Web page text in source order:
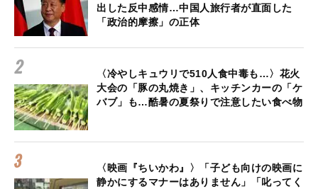
出した反中感情…中国人旅行者が直面した
「政治的摩擦」の正体
〈冷やしキュウリで510人食中毒も…〉花火
大会の「豚の丸焼き」、キッチンカーの「ケ
バブ」も…酷暑の夏祭りで注意したい食べ物
〈映画『ちいかわ』〉「子ども向けの映画に
静かにするマナーはありません」「叱ってく